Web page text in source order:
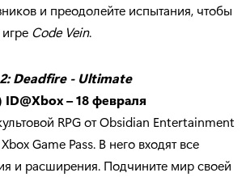
и преодолейте испытания, чтобы
Code Vein.
Deadfire - Ultimate
– 18 февраля
RPG от Obsidian Entertainment
Game Pass. В него входят все
и расширения. Подчините мир своей